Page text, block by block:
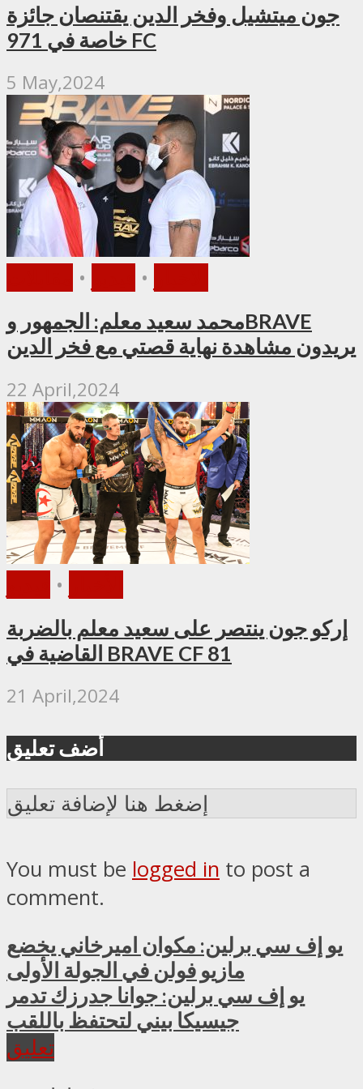
جون ميتشيل وفخر الدين يقتنصان جائزة
خاصة في 971 FC
5 May,2024
•
•
محمد سعيد معلم: الجمهور وBRAVE
يريدون مشاهدة نهاية قصتي مع فخر الدين
22 April,2024
•
إركو جون ينتصر على سعيد معلم بالضربة
القاضية في BRAVE CF 81
21 April,2024
أضف تعليق
إضغط هنا لإضافة تعليق
You must be logged in to post a
comment.
يو إف سي برلين: مكوان اميرخاني يخضع
مازيو فولن في الجولة الأولى
يو إف سي برلين: جوانا جدرزك تدمر
جيسيكا بيني لتحتفظ باللقب
تعليق